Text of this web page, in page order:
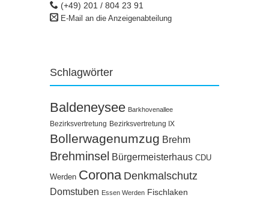
(+49) 201 / 804 23 91
E-Mail an die Anzeigenabteilung
Schlagwörter
Baldeneysee Barkhovenallee
Bezirksvertretung Bezirksvertretung IX
Bollerwagenumzug Brehm
Brehminsel Bürgermeisterhaus CDU
Werden Corona Denkmalschutz
Domstuben Essen Werden Fischlaken